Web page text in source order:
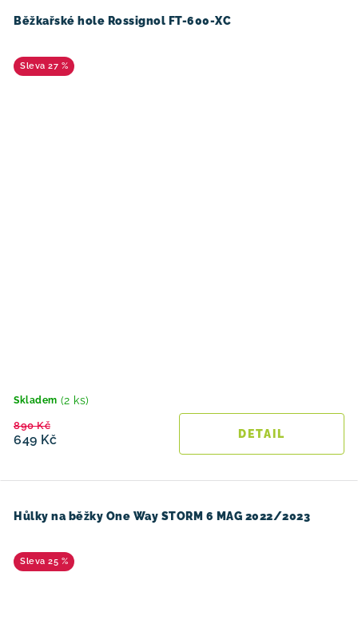
Běžkařské hole Rossignol FT-600-XC
27 %
Skladem (2 ks)
649 Kč
890 Kč
Hůlky na běžky One Way STORM 6 MAG 2022/2023
25 %